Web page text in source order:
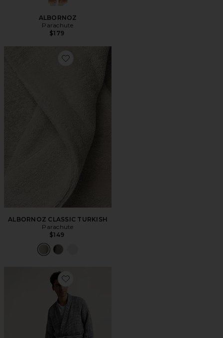
ALBORNOZ
Parachute
$179
Favorite ALBORNOZ CLASSIC TURKISH
ALBORNOZ CLASSIC TURKISH
Parachute
$149
Favorite ALBORNOZ WAFFLE